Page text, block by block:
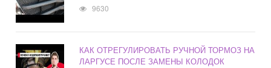
9630
КАК ОТРЕГУЛИРОВАТЬ РУЧНОЙ ТОРМОЗ НА
ЛАРГУСЕ ПОСЛЕ ЗАМЕНЫ КОЛОДОК